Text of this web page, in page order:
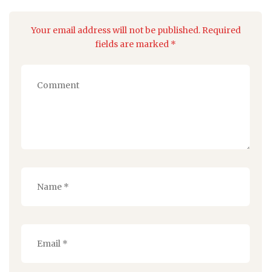
Your email address will not be published. Required
fields are marked *